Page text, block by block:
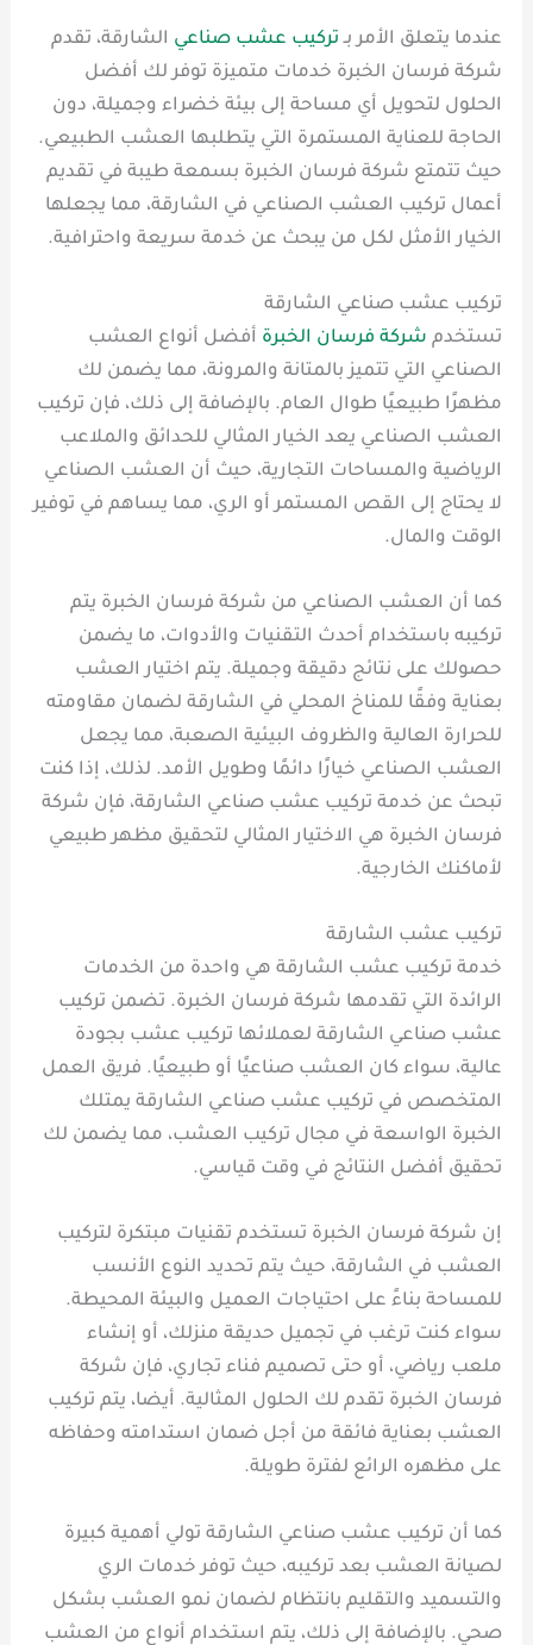
عندما يتعلق الأمر بـ تركيب عشب صناعي الشارقة، تقدم
شركة فرسان الخبرة خدمات متميزة توفر لك أفضل
الحلول لتحويل أي مساحة إلى بيئة خضراء وجميلة، دون
الحاجة للعناية المستمرة التي يتطلبها العشب الطبيعي.
حيث تتمتع شركة فرسان الخبرة بسمعة طيبة في تقديم
أعمال تركيب العشب الصناعي في الشارقة، مما يجعلها
الخيار الأمثل لكل من يبحث عن خدمة سريعة واحترافية.
تركيب عشب صناعي الشارقة
تستخدم شركة فرسان الخبرة أفضل أنواع العشب
الصناعي التي تتميز بالمتانة والمرونة، مما يضمن لك
مظهرًا طبيعيًا طوال العام. بالإضافة إلى ذلك، فإن تركيب
العشب الصناعي يعد الخيار المثالي للحدائق والملاعب
الرياضية والمساحات التجارية، حيث أن العشب الصناعي
لا يحتاج إلى القص المستمر أو الري، مما يساهم في توفير
الوقت والمال.
كما أن العشب الصناعي من شركة فرسان الخبرة يتم
تركيبه باستخدام أحدث التقنيات والأدوات، ما يضمن
حصولك على نتائج دقيقة وجميلة. يتم اختيار العشب
بعناية وفقًا للمناخ المحلي في الشارقة لضمان مقاومته
للحرارة العالية والظروف البيئية الصعبة، مما يجعل
العشب الصناعي خيارًا دائمًا وطويل الأمد. لذلك، إذا كنت
تبحث عن خدمة تركيب عشب صناعي الشارقة، فإن شركة
فرسان الخبرة هي الاختيار المثالي لتحقيق مظهر طبيعي
لأماكنك الخارجية.
تركيب عشب الشارقة
خدمة تركيب عشب الشارقة هي واحدة من الخدمات
الرائدة التي تقدمها شركة فرسان الخبرة. تضمن تركيب
عشب صناعي الشارقة لعملائها تركيب عشب بجودة
عالية، سواء كان العشب صناعيًا أو طبيعيًا. فريق العمل
المتخصص في تركيب عشب صناعي الشارقة يمتلك
الخبرة الواسعة في مجال تركيب العشب، مما يضمن لك
تحقيق أفضل النتائج في وقت قياسي.
إن شركة فرسان الخبرة تستخدم تقنيات مبتكرة لتركيب
العشب في الشارقة، حيث يتم تحديد النوع الأنسب
للمساحة بناءً على احتياجات العميل والبيئة المحيطة.
سواء كنت ترغب في تجميل حديقة منزلك، أو إنشاء
ملعب رياضي، أو حتى تصميم فناء تجاري، فإن شركة
فرسان الخبرة تقدم لك الحلول المثالية. أيضا، يتم تركيب
العشب بعناية فائقة من أجل ضمان استدامته وحفاظه
على مظهره الرائع لفترة طويلة.
كما أن تركيب عشب صناعي الشارقة تولي أهمية كبيرة
لصيانة العشب بعد تركيبه، حيث توفر خدمات الري
والتسميد والتقليم بانتظام لضمان نمو العشب بشكل
صحي. بالإضافة إلى ذلك، يتم استخدام أنواع من العشب